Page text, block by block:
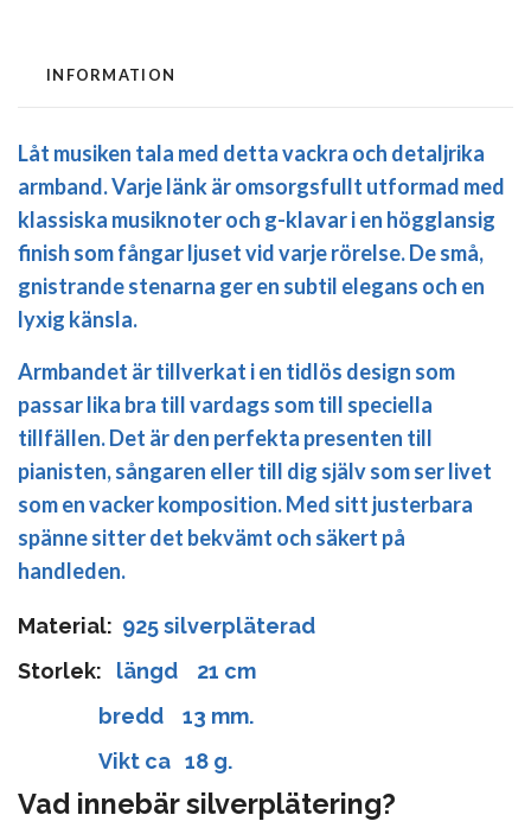
INFORMATION
Låt musiken tala med detta vackra och detaljrika
armband. Varje länk är omsorgsfullt utformad med
klassiska musiknoter och g-klavar i en högglansig
finish som fångar ljuset vid varje rörelse. De små,
gnistrande stenarna ger en subtil elegans och en
lyxig känsla.
Armbandet är tillverkat i en tidlös design som
passar lika bra till vardags som till speciella
tillfällen. Det är den perfekta presenten till
pianisten, sångaren eller till dig själv som ser livet
som en vacker komposition. Med sitt justerbara
spänne sitter det bekvämt och säkert på
handleden.
Material: 925 silverpläterad
Storlek: längd 21 cm
bredd 13 mm.
Vikt ca 18 g.
Vad innebär silverplätering?